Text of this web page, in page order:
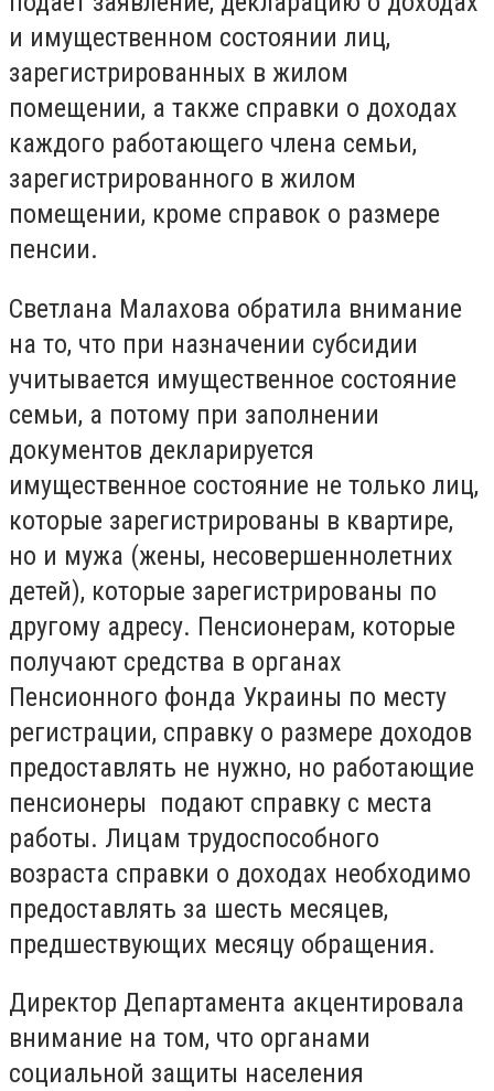
и имущественном состоянии лиц,
зарегистрированных в жилом
помещении, а также справки о доходах
каждого работающего члена семьи,
зарегистрированного в жилом
помещении, кроме справок о размере
пенсии.
Светлана Малахова обратила внимание
на то, что при назначении субсидии
учитывается имущественное состояние
семьи, а потому при заполнении
документов декларируется
имущественное состояние не только лиц,
которые зарегистрированы в квартире,
но и мужа (жены, несовершеннолетних
детей), которые зарегистрированы по
другому адресу. Пенсионерам, которые
получают средства в органах
Пенсионного фонда Украины по месту
регистрации, справку о размере доходов
предоставлять не нужно, но работающие
пенсионеры подают справку с места
работы. Лицам трудоспособного
возраста справки о доходах необходимо
предоставлять за шесть месяцев,
предшествующих месяцу обращения.
Директор Департамента акцентировала
внимание на том, что органами
социальной защиты населения